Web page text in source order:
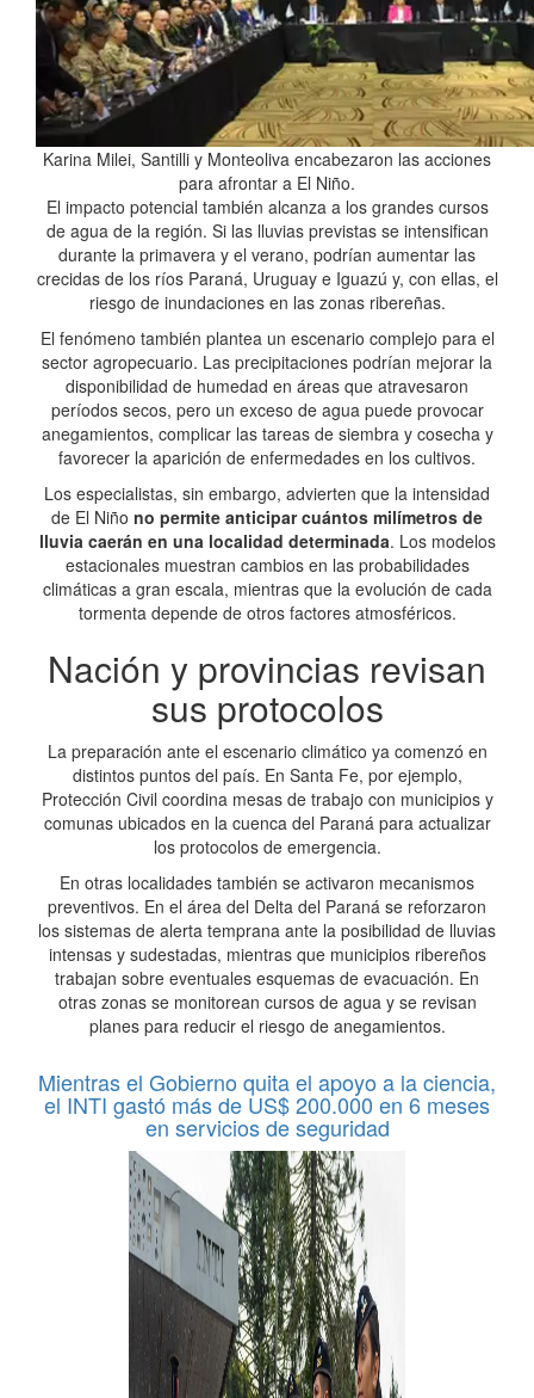
Karina Milei, Santilli y Monteoliva encabezaron las acciones
para afrontar a El Niño.
El impacto potencial también alcanza a los grandes cursos
de agua de la región. Si las lluvias previstas se intensifican
durante la primavera y el verano, podrían aumentar las
crecidas de los ríos Paraná, Uruguay e Iguazú y, con ellas, el
riesgo de inundaciones en las zonas ribereñas.
El fenómeno también plantea un escenario complejo para el
sector agropecuario. Las precipitaciones podrían mejorar la
disponibilidad de humedad en áreas que atravesaron
períodos secos, pero un exceso de agua puede provocar
anegamientos, complicar las tareas de siembra y cosecha y
favorecer la aparición de enfermedades en los cultivos.
Los especialistas, sin embargo, advierten que la intensidad
de El Niño no permite anticipar cuántos milímetros de
lluvia caerán en una localidad determinada. Los modelos
estacionales muestran cambios en las probabilidades
climáticas a gran escala, mientras que la evolución de cada
tormenta depende de otros factores atmosféricos.
Nación y provincias revisan
sus protocolos
La preparación ante el escenario climático ya comenzó en
distintos puntos del país. En Santa Fe, por ejemplo,
Protección Civil coordina mesas de trabajo con municipios y
comunas ubicados en la cuenca del Paraná para actualizar
los protocolos de emergencia.
En otras localidades también se activaron mecanismos
preventivos. En el área del Delta del Paraná se reforzaron
los sistemas de alerta temprana ante la posibilidad de lluvias
intensas y sudestadas, mientras que municipios ribereños
trabajan sobre eventuales esquemas de evacuación. En
otras zonas se monitorean cursos de agua y se revisan
planes para reducir el riesgo de anegamientos.
Mientras el Gobierno quita el apoyo a la ciencia,
el INTI gastó más de US$ 200.000 en 6 meses
en servicios de seguridad